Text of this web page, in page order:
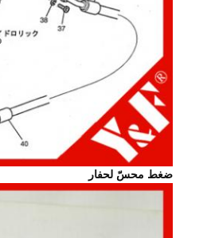
ضغط محسّ لحفار